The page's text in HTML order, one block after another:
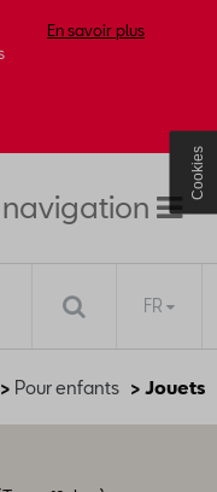
En savoir plus
FR
> Pour enfants > Jouets
Cookies